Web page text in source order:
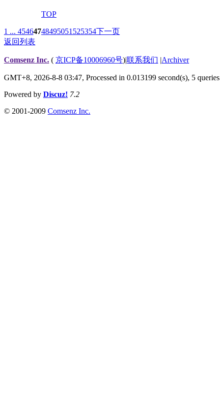
TOP
1 ... 45464748495051 525354下一页
返回列表
Comsenz Inc. ( 京ICP备10006960号)|联系我们 |Archiver
GMT+8, 2026-8-8 03:47, Processed in 0.013199 second(s), 5 queries
Powered by Discuz! 7.2
© 2001-2009 Comsenz Inc.